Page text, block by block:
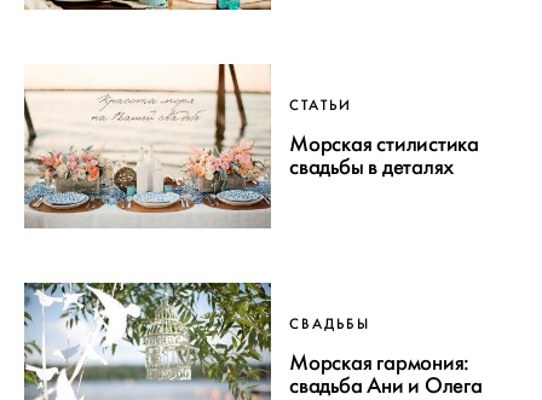
СТАТЬИ
Морская стилистика
свадьбы в деталях
СВАДЬБЫ
Морская гармония:
свадьба Ани и Олега